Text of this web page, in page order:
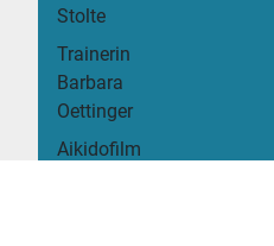
Stolte
Trainerin
Barbara
Oettinger
Aikidofilm